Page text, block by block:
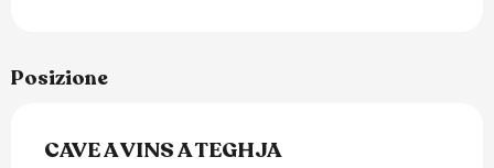
Posizione
CAVE A VINS A TEGHJA